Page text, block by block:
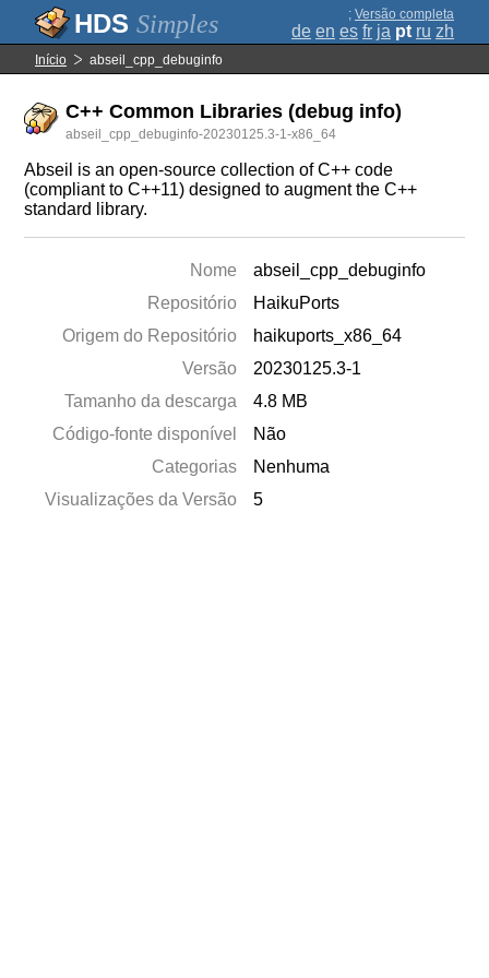
Simples ; Versão completa
de en es fr ja pt ru zh
Início abseil_cpp_debuginfo
C++ Common Libraries (debug info)
abseil_cpp_debuginfo-20230125.3-1-x86_64
Abseil is an open-source collection of C++ code
(compliant to C++11) designed to augment the C++
standard library.
Nome
abseil_cpp_debuginfo
Repositório
HaikuPorts
Origem do Repositório
haikuports_x86_64
Versão
20230125.3-1
Tamanho da descarga
4.8 MB
Código-fonte disponível
Não
Categorias
Nenhuma
Visualizações da Versão
5